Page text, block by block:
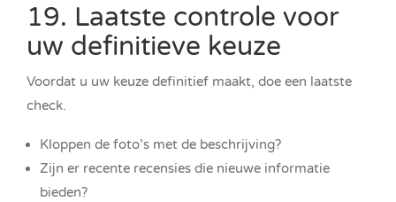
19. Laatste controle voor
uw definitieve keuze
Voordat u uw keuze definitief maakt, doe een laatste
check.
Kloppen de foto’s met de beschrijving?
Zijn er recente recensies die nieuwe informatie
bieden?